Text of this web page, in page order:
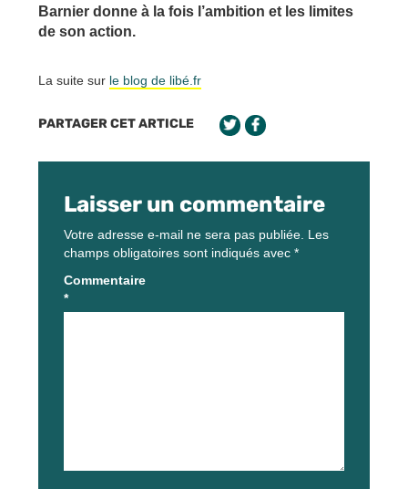
Barnier donne à la fois l’ambition et les limites
de son action.
La suite sur le blog de libé.fr
PARTAGER CET ARTICLE
Laisser un commentaire
Votre adresse e-mail ne sera pas publiée. Les
champs obligatoires sont indiqués avec *
Commentaire
*